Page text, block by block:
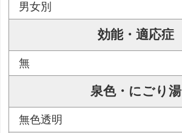
男女別
効能・適応症
無
泉色・にごり湯
無色透明